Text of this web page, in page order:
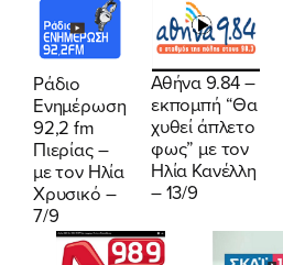
ΕΛΑ ΚΙ ΕΣΥ
FB TW YT LN
Ράδιο
Ενημέρωση
92,2 fm
Πιερίας –
με τον Ηλία
Χρυσικό –
7/9
Αθήνα 9.84 –
εκπομπή “Θα
χυθεί άπλετο
φως” με τον
Ηλία Κανέλλη
– 13/9